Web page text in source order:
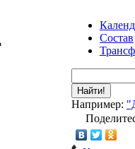
Состав
Найти!
Например: